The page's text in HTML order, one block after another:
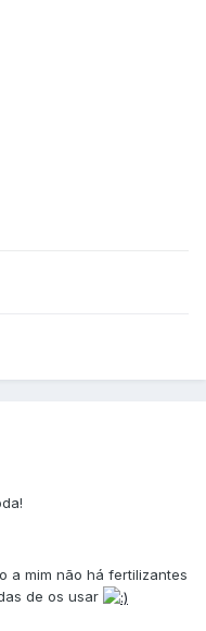
a mim não há fertilizantes
de os usar